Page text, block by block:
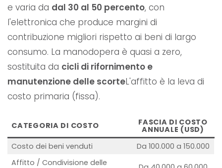
e varia da dal 30 al 50 percento, con
l'elettronica che produce margini di
contribuzione migliori rispetto ai beni di largo
consumo. La manodopera è quasi a zero,
sostituita da cicli di rifornimento e
manutenzione delle scorteL'affitto è la leva di
costo primaria (fissa).
CATEGORIA DI COSTO FASCIA DI COSTO
ANNUALE (USD)
Costo dei beni venduti
Da 100.000 a 150.000
Affitto / Condivisione delle